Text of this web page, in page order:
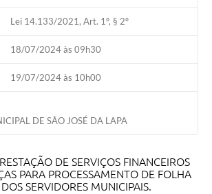
Lei 14.133/2021, Art. 1º, § 2º
18/07/2024 às 09h30
19/07/2024 às 10h00
DE SÃO JOSÉ DA LAPA
DE SERVIÇOS FINANCEIROS
PARA PROCESSAMENTO DE FOLHA
SERVIDORES MUNICIPAIS.